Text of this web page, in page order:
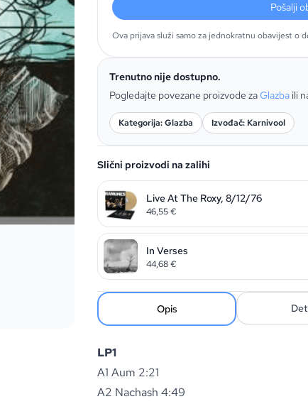
Pošalji
Ova prijava služi samo za jednokratnu obavijest o
Trenutno nije dostupno.
Pogledajte povezane proizvode zaGlazba ili
Kategorija: Glazba Izvođač: Karnivool
Slični proizvodi na zalihi
Live At The Roxy, 8/12/76
46,55€
In Verses
44,68€
Opis
LP1
A1 Aum 2:21
A2 Nachash 4:49